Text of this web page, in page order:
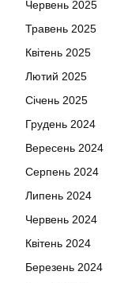
Червень 2025
Травень 2025
Квітень 2025
Лютий 2025
Січень 2025
Грудень 2024
Вересень 2024
Серпень 2024
Липень 2024
Червень 2024
Квітень 2024
Березень 2024